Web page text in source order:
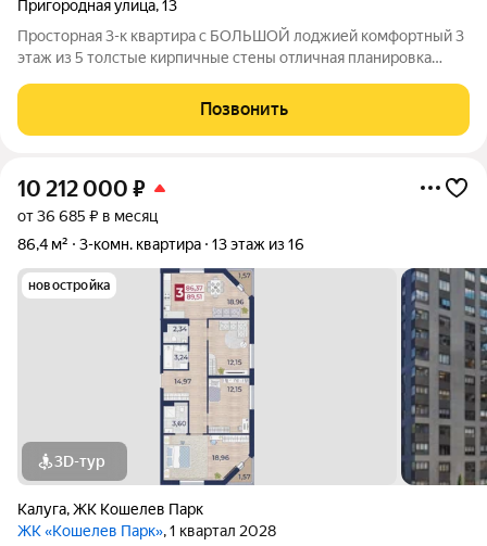
Пригородная улица,13
Просторная 3-к квартира с БОЛЬШОЙ лоджией комфортный 3
этаж из 5 толстые кирпичные стены отличная планировка
(с учетом лоджии, без нее - 59,9 кв.м). Здесь 3 изолированные
комнаты (16,5 + 12,1
Позвонить
10 212 000 ₽
от 36 685 ₽ в месяц
86,4 м²
3-комн. квартира 13 этаж из 16
новостройка
3D-тур
Калуга,ЖК Кошелев Парк
ЖК «Кошелев Парк», 1 квартал 2028